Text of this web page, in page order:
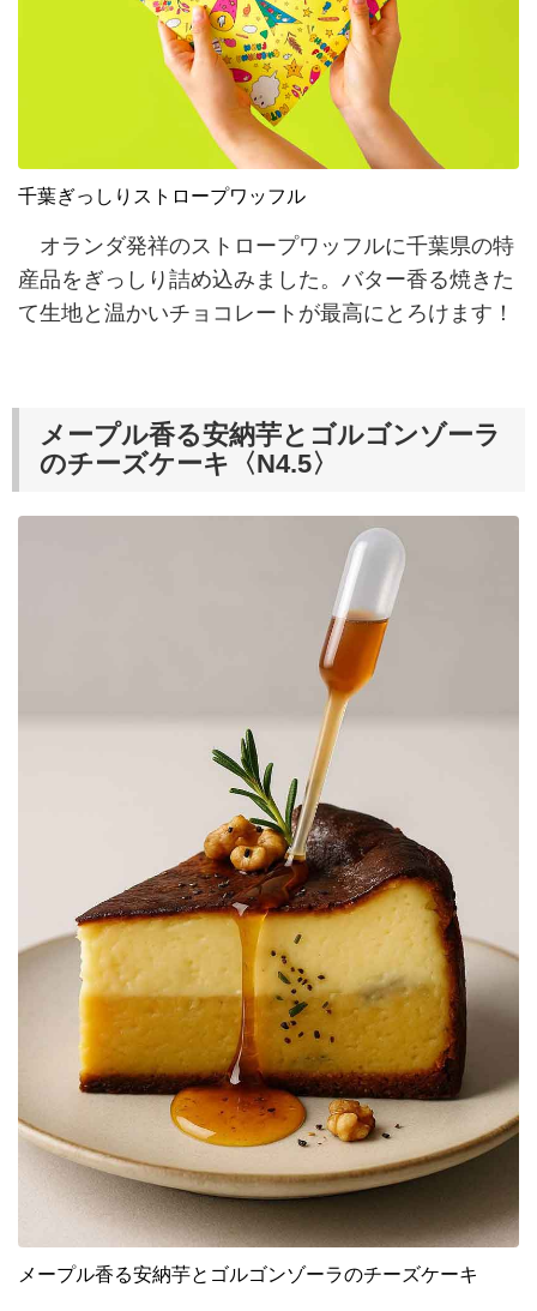
千葉ぎっしりストロープワッフル
オランダ発祥のストロープワッフルに千葉県の特
産品をぎっしり詰め込みました。バター香る焼きた
て生地と温かいチョコレートが最高にとろけます！
メープル香る安納芋とゴルゴンゾーラ
のチーズケーキ〈N4.5〉
メープル香る安納芋とゴルゴンゾーラのチーズケーキ